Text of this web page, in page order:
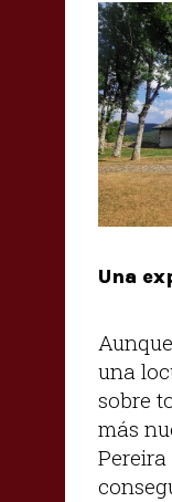
Una
una
sobre
más